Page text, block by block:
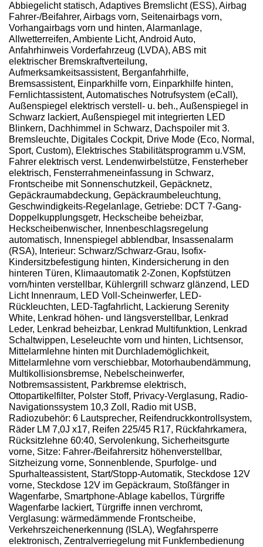
Abbiegelicht statisch, Adaptives Bremslicht (ESS), Airbag
Fahrer-/Beifahrer, Airbags vorn, Seitenairbags vorn,
Vorhangairbags vorn und hinten, Alarmanlage,
Allwetterreifen, Ambiente Licht, Android Auto,
Anfahrhinweis Vorderfahrzeug (LVDA), ABS mit
elektrischer Bremskraftverteilung,
Aufmerksamkeitsassistent, Berganfahrhilfe,
Bremsassistent, Einparkhilfe vorn, Einparkhilfe hinten,
Fernlichtassistent, Automatisches Notrufsystem (eCall),
Außenspiegel elektrisch verstell- u. beh., Außenspiegel in
Schwarz lackiert, Außenspiegel mit integrierten LED
Blinkern, Dachhimmel in Schwarz, Dachspoiler mit 3.
Bremsleuchte, Digitales Cockpit, Drive Mode (Eco, Normal,
Sport, Custom), Elektrisches Stabilitätsprogramm u.VSM,
Fahrer elektrisch verst. Lendenwirbelstütze, Fensterheber
elektrisch, Fensterrahmeneinfassung in Schwarz,
Frontscheibe mit Sonnenschutzkeil, Gepäcknetz,
Gepäckraumabdeckung, Gepäckraumbeleuchtung,
Geschwindigkeits-Regelanlage, Getriebe: DCT 7-Gang-
Doppelkupplungsgetr, Heckscheibe beheizbar,
Heckscheibenwischer, Innenbeschlagsregelung
automatisch, Innenspiegel abblendbar, Insassenalarm
(RSA), Interieur: Schwarz/Schwarz-Grau, Isofix-
Kindersitzbefestigung hinten, Kindersicherung in den
hinteren Türen, Klimaautomatik 2-Zonen, Kopfstützen
vorn/hinten verstellbar, Kühlergrill schwarz glänzend, LED
Licht Innenraum, LED Voll-Scheinwerfer, LED-
Rückleuchten, LED-Tagfahrlicht, Lackierung Serenity
White, Lenkrad höhen- und längsverstellbar, Lenkrad
Leder, Lenkrad beheizbar, Lenkrad Multifunktion, Lenkrad
Schaltwippen, Leseleuchte vorn und hinten, Lichtsensor,
Mittelarmlehne hinten mit Durchlademöglichkeit,
Mittelarmlehne vorn verschiebbar, Motorhaubendämmung,
Multikollisionsbremse, Nebelscheinwerfer,
Notbremsassistent, Parkbremse elektrisch,
Ottopartikelfilter, Polster Stoff, Privacy-Verglasung, Radio-
Navigationssystem 10,3 Zoll, Radio mit USB,
Radiozubehör: 6 Lautsprecher, Reifendruckkontrollsystem,
Räder LM 7,0J x17, Reifen 225/45 R17, Rückfahrkamera,
Rücksitzlehne 60:40, Servolenkung, Sicherheitsgurte
vorne, Sitze: Fahrer-/Beifahrersitz höhenverstellbar,
Sitzheizung vorne, Sonnenblende, Spurfolge- und
Spurhalteassistent, Start/Stopp-Automatik, Steckdose 12V
vorne, Steckdose 12V im Gepäckraum, Stoßfänger in
Wagenfarbe, Smartphone-Ablage kabellos, Türgriffe
Wagenfarbe lackiert, Türgriffe innen verchromt,
Verglasung: wärmedämmende Frontscheibe,
Verkehrszeichenerkennung (ISLA), Wegfahrsperre
elektronisch, Zentralverriegelung mit Funkfernbedienung